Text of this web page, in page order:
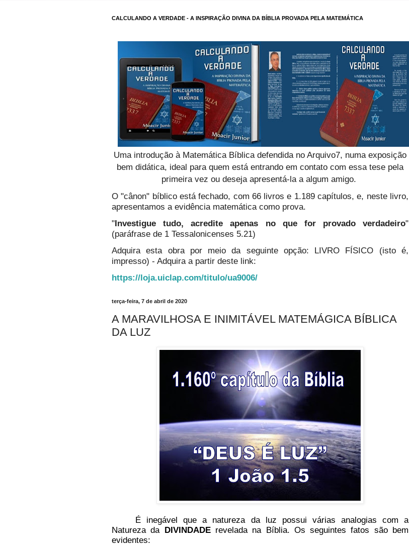
CALCULANDO A VERDADE - A INSPIRAÇÃO DIVINA DA BÍBLIA PROVADA PELA MATEMÁTICA
Uma introdução à Matemática Bíblica defendida no Arquivo7, numa exposição
bem didática, ideal para quem está entrando em contato com essa tese pela
primeira vez ou deseja apresentá-la a algum amigo.
O "cânon" bíblico está fechado, com 66 livros e 1.189 capítulos, e, neste livro,
apresentamos a evidência matemática como prova.
"Investigue tudo, acredite apenas no que for provado verdadeiro"
(paráfrase de 1 Tessalonicenses 5.21)
Adquira esta obra por meio da seguinte opção: LIVRO FÍSICO (isto é,
impresso) - Adquira a partir deste link:
https://loja.uiclap.com/titulo/ua9006/
terça-feira, 7 de abril de 2020
A MARAVILHOSA E INIMITÁVEL MATEMÁGICA BÍBLICA
DA LUZ
É inegável que a natureza da luz possui várias analogias com a
Natureza da DIVINDADErevelada na Bíblia. Os seguintes fatos são bem
evidentes: